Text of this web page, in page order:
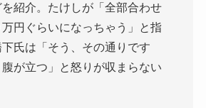
紹介。たけしが「全部合わせ
円ぐらいになっちゃう」と指
氏は「そう、その通りです
が立つ」と怒りが収まらない